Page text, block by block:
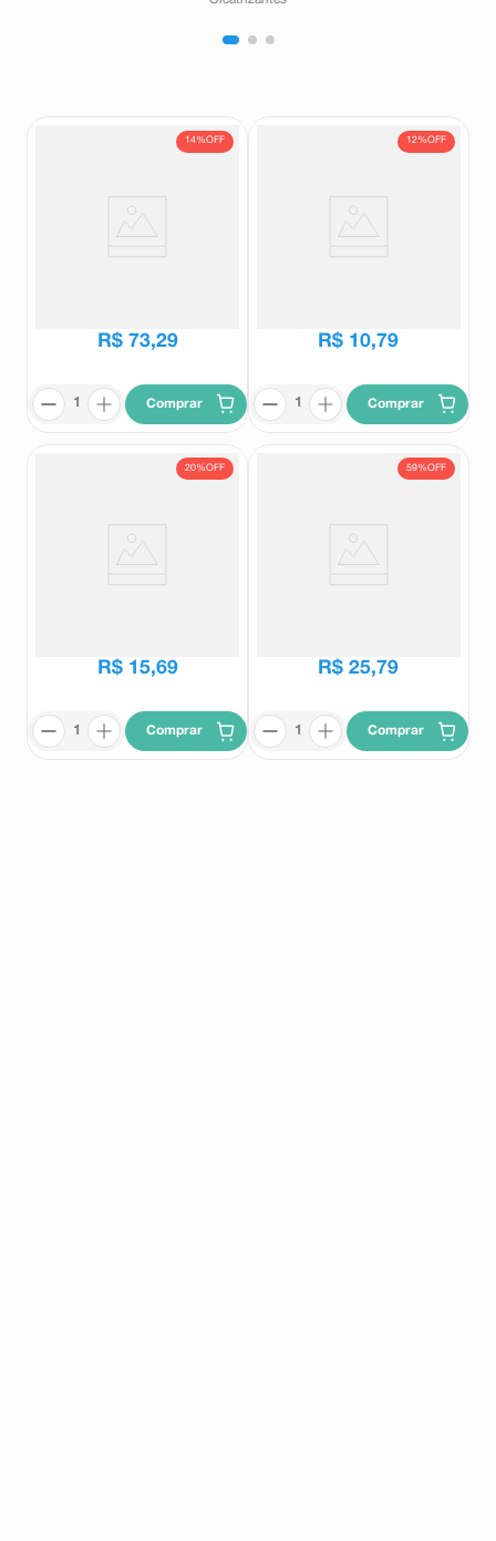
14%OFF
Mousse Corporal Curc Arnica
R$ 73,29
Comprar
12%OFF
Salonpas Adesivo Pequeno 10
R$ 10,79
Comprar
20%OFF
Salonpas Adesivo Grande 4
R$ 15,69
Comprar
59%OFF
Massageol Aerossol 120ml
R$ 25,79
Comprar